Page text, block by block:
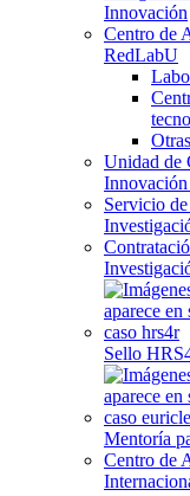
Innovación
Centro de
RedLabU
Unidad de
Servicio
Sello
Mentoría
Centro de